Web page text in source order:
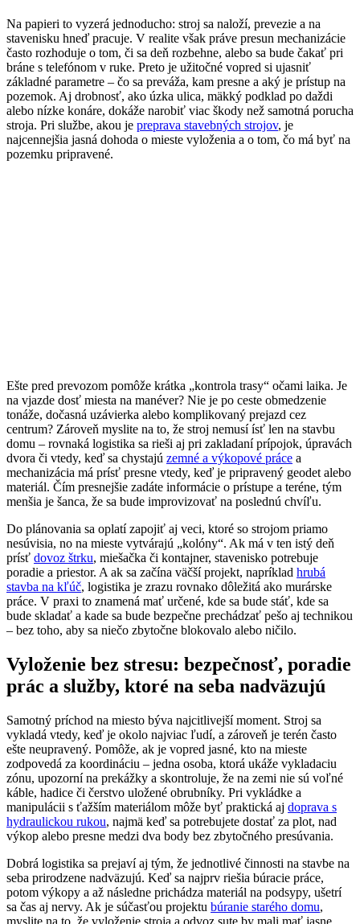
Na papieri to vyzerá jednoducho: stroj sa naloží, prevezie a na
stavenisku hneď pracuje. V realite však práve presun mechanizácie
často rozhoduje o tom, či sa deň rozbehne, alebo sa bude čakať pri
bráne s telefónom v ruke. Preto je užitočné vopred si ujasniť
základné parametre – čo sa preváža, kam presne a aký je prístup na
pozemok. Aj drobnosť, ako úzka ulica, mäkký podklad po daždi
alebo nízke konáre, dokáže narobiť viac škody než samotná porucha
stroja. Pri službe, akou je preprava stavebných strojov, je
najcennejšia jasná dohoda o mieste vyloženia a o tom, čo má byť na
pozemku pripravené.
Ešte pred prevozom pomôže krátka „kontrola trasy“ očami laika. Je
na vjazde dosť miesta na manéver? Nie je po ceste obmedzenie
tonáže, dočasná uzávierka alebo komplikovaný prejazd cez
centrum? Zároveň myslite na to, že stroj nemusí ísť len na stavbu
domu – rovnaká logistika sa rieši aj pri zakladaní prípojok, úpravách
dvora či vtedy, keď sa chystajú zemné a výkopové práce a
mechanizácia má prísť presne vtedy, keď je pripravený geodet alebo
materiál. Čím presnejšie zadáte informácie o prístupe a teréne, tým
menšia je šanca, že sa bude improvizovať na poslednú chvíľu.
Do plánovania sa oplatí zapojiť aj veci, ktoré so strojom priamo
nesúvisia, no na mieste vytvárajú „kolóny“. Ak má v ten istý deň
prísť dovoz štrku, miešačka či kontajner, stavenisko potrebuje
poradie a priestor. A ak sa začína väčší projekt, napríklad hrubá
stavba na kľúč, logistika je zrazu rovnako dôležitá ako murárske
práce. V praxi to znamená mať určené, kde sa bude stáť, kde sa
bude skladať a kade sa bude bezpečne prechádzať pešo aj technikou
– bez toho, aby sa niečo zbytočne blokovalo alebo ničilo.
Vyloženie bez stresu: bezpečnosť, poradie
prác a služby, ktoré na seba nadväzujú
Samotný príchod na miesto býva najcitlivejší moment. Stroj sa
vykladá vtedy, keď je okolo najviac ľudí, a zároveň je terén často
ešte neupravený. Pomôže, ak je vopred jasné, kto na mieste
zodpovedá za koordináciu – jedna osoba, ktorá ukáže vykladaciu
zónu, upozorní na prekážky a skontroluje, že na zemi nie sú voľné
káble, hadice či čerstvo uložené obrubníky. Pri vykládke a
manipulácii s ťažším materiálom môže byť praktická aj doprava s
hydraulickou rukou, najmä keď sa potrebujete dostať za plot, nad
výkop alebo presne medzi dva body bez zbytočného presúvania.
Dobrá logistika sa prejaví aj tým, že jednotlivé činnosti na stavbe na
seba prirodzene nadväzujú. Keď sa najprv riešia búracie práce,
potom výkopy a až následne prichádza materiál na podsypy, ušetrí
sa čas aj nervy. Ak je súčasťou projektu búranie starého domu,